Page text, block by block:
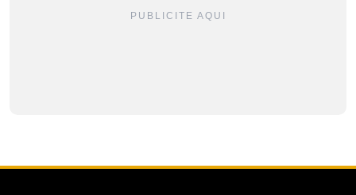
PUBLICITE AQUI